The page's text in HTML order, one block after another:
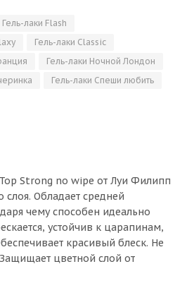
Гель-лаки Flash
Гель-лаки Classic
Гель-лаки Ночной Лондон
Гель-лаки Спеши любить
Strong no wipe от Луи Филипп
слоя. Обладает средней
чему способен идеально
устойчив к царапинам,
красивый блеск. Не
цветной слой от